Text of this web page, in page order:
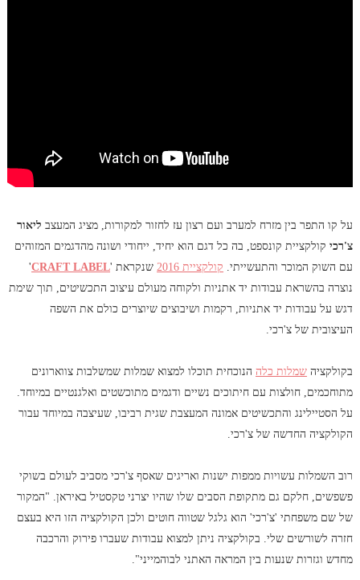
על קו התפר בין מזרח למערב ועם רצון עז לחזור למקורות, מציג המעצב ליאור
צ'רכיקולקציית קונספט, בה כל דגם הוא יחיד, ייחודי ושונה מהדגמים המזוהים
עם השוק המוכר והתעשייתי. קולקציית 2016 שנקראת 'CRAFT LABEL
'
נוצרה בהשראת עבודות יד אתניות ולקוחה מעולם עיצוב התכשיטים, תוך שימת
דגש על עבודות יד אתניות, רקמות ושיבוצים שיוצרים כולם את השפה
העיצובית של צ'רכי.
בקולקציה שמלות כלההנוכחית תוכלו למצוא שמלות שמשלבות צווארונים
מתוחכמים, חולצות עם חיתוכים נשיים ודגמים מתוכשטים ואלגנטיים במיוחד.
על הסטיילינג והתכשיטים אמונה המעצבת שגית רביבו, שעיצבה במיוחד עבור
הקולקציה החדשה של צ'רכי.
רוב השמלות עשויות ממפות ישנות ואריגים שאסף צ'רכי מסביב לעולם בשוקי
פשפשים, חלקם גם מתקופת הסבים שלו שהיו יצרני טקסטיל באיראן. "המקור
של שם משפחתי 'צ'רכי' הוא גלגל שטווה חוטים ולכן הקולקציה הזו היא בעצם
חזרה לשורשים שלי. בקולקציה ניתן למצוא עבודות שעברו פירוק והרכבה
מחדש וגזרות שנעות בין המראה האתני לבוהמייני".